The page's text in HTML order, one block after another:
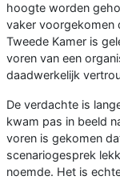
hoogte worden
vaker voorgekomen
Tweede Kamer is
voren van een
daadwerkelijk
De verdachte is
kwam pas in beeld
voren is gekomen
scenariogesprek
noemde. Het is